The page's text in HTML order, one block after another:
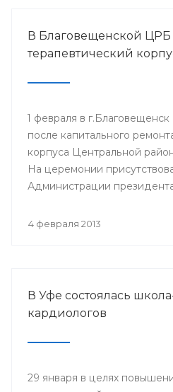
В Благовещенской ЦРБ
терапевтический
1 февраля в
после капитального
корпуса Центральной
На церемонии
Администрации
Шебаев, глава
4 февраля 2013
В Уфе состоялась
кардиологов
29 января в целях